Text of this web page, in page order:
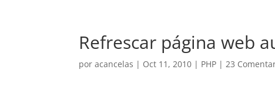
Refrescar página web
poracancelas | Oct 11, 2010 | PHP |23